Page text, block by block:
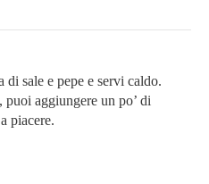
sale e pepe e servi caldo.
aggiungere un po’ di
piacere.